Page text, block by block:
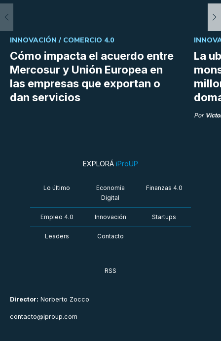
Cómo impacta el acuerdo entre
Mercosur y Unión Europea en
las empresas que exportan o
dan servicios
INNOVACIÓN / COMERCIO 4.0
La
Por
Director: Norberto Zocco
contacto@iproup.com
EXPLORÁ iProUP
Lo último
Economía
Digital
Finanzas 4.0
Empleo 4.0 Innovación Startups
Leaders Contacto
RSS